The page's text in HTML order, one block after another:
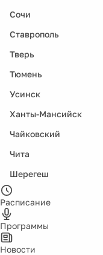
Сочи
Ставрополь
Тверь
Тюмень
Усинск
Ханты-Мансийск
Чайковский
Чита
Шерегеш
Расписание
Программы
Новости